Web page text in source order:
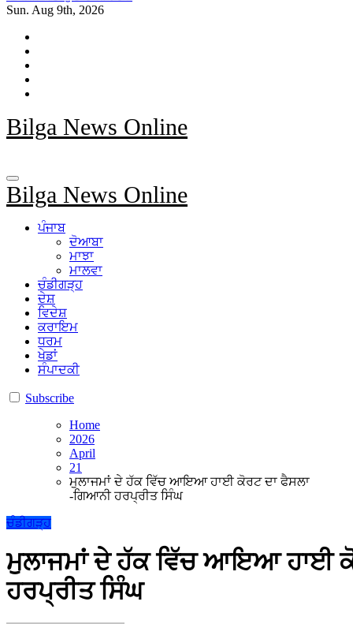
Sun. Aug 9th, 2026
Bilga News Online
Bilga News Online
ਪੰਜਾਬ
ਦੋਆਬਾ
ਮਾਝਾ
ਮਾਲਵਾ
ਚੰਡੀਗੜ੍ਹ
ਦੇਸ਼
ਵਿਦੇਸ਼
ਕਰਾਇਮ
ਧਰਮ
ਖੇਡਾਂ
ਸੰਪਾਦਕੀ
Subscribe
Home
2026
April
21
ਮੁਲਾਜਮਾਂ ਦੇ ਹੱਕ ਵਿੱਚ ਆਇਆ ਹਾਈ ਕੋਰਟ ਦਾ ਫੈਸਲਾ
-ਗਿਆਨੀ ਹਰਪ੍ਰੀਤ ਸਿੰਘ
ਚੰਡੀਗੜ੍ਹ
ਮੁਲਾਜਮਾਂ ਦੇ ਹੱਕ ਵਿੱਚ ਆਇਆ ਹਾਈ
ਹਰਪ੍ਰੀਤ ਸਿੰਘ